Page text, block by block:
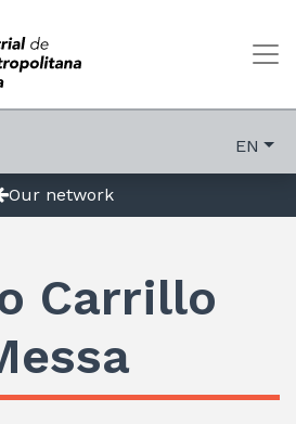
EN
Our network
Carrillo